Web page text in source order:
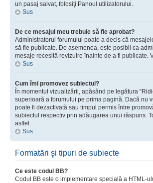
un pasaj salvat, folosiţi Panoul utilizatorului.
Sus
De ce mesajul meu trebuie să fie aprobat?
Administratorul forumului poate a decis că
să fie publicate. De asemenea, este posibil ca
mesaje recesită revizuire înainte de a fi publicate.
Sus
Cum îmi promovez subiectul?
În momentul vizualizării, apăsând pe legătura
superioară a forumului pe prima pagină. Dacă nu
poate fi dezactivată sau timpul permis între
subiectul respectiv prin adăugarea unui răspuns.
astfel.
Sus
Formatări şi tipuri de subiecte
Ce este codul BB?
Codul BB este o implementare specială a HTML-